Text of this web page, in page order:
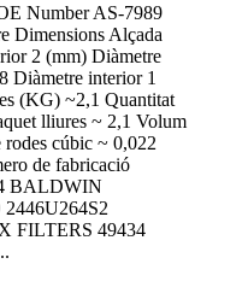
Number AS-7989
Dimensions Alçada
2 (mm) Diàmetre
Diàmetre interior 1
(KG) ~2,1 Quantitat
lliures ~ 2,1 Volum
rodes cúbic ~ 0,022
de fabricació
BALDWIN
FILTERS 49434